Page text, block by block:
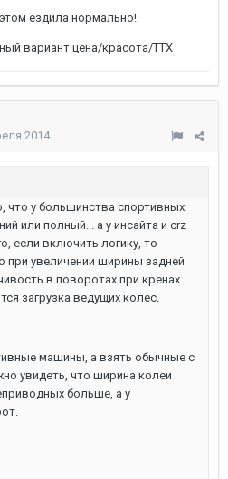
ездила нормально!
вариант цена/красота/ТТХ
2014
что у большинства спортивных
или полный... а у инсайта и crz
если включить логику, то
при увеличении ширины задней
в поворотах при кренах
загрузка ведущих колес.
машины, а взять обычные с
увидеть, что ширина колеи
больше, а у